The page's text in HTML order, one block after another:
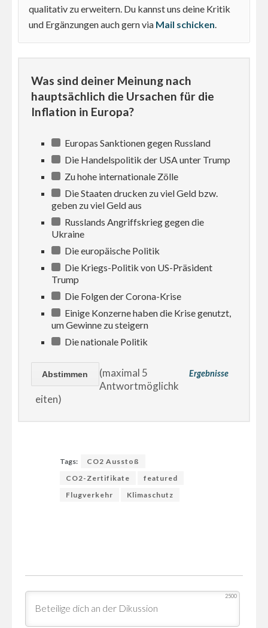
qualitativ zu erweitern. Du kannst uns deine Kritik
und Ergänzungen auch gern via Mail schicken.
Was sind deiner Meinung nach
hauptsächlich die Ursachen für die
Inflation in Europa?
Europas Sanktionen gegen Russland
Die Handelspolitik der USA unter Trump
Zu hohe internationale Zölle
Die Staaten drucken zu viel Geld bzw.
geben zu viel Geld aus
Russlands Angriffskrieg gegen die
Ukraine
Die europäische Politik
Die Kriegs-Politik von US-Präsident
Trump
Die Folgen der Corona-Krise
Einige Konzerne haben die Krise genutzt,
um Gewinne zu steigern
Die nationale Politik
Ergebnisse
(maximal 5
Antwortmöglichk
eiten)
Tags:
CO2 Ausstoß
CO2-Zertifikate
featured
Flugverkehr
Klimaschutz
2500